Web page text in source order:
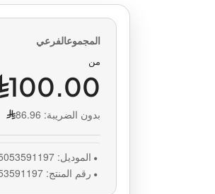
من
100.00
بدون الضريبة: 86.96
الموديل:
رقم المنتج: